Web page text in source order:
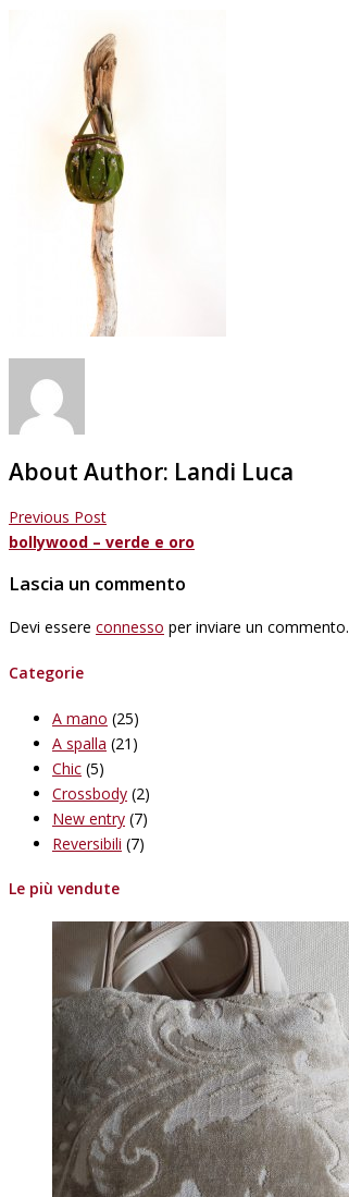
About Author: Landi Luca
Previous Post
bollywood – verde e oro
Lascia un commento
Devi essere connesso per inviare un commento.
Categorie
A mano (25)
A spalla (21)
Chic (5)
Crossbody (2)
New entry (7)
Reversibili (7)
Le più vendute